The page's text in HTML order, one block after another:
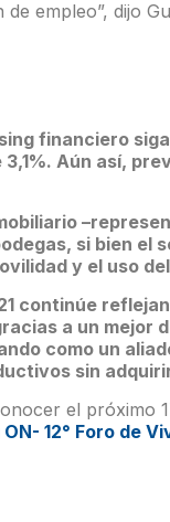
empleo”, dijo
financiero
Aún así,
si bien el
y el uso
continúe
a un mejor
como un
sin
el próximo
12° Foro de